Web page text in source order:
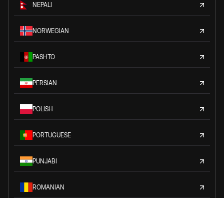
NEPALI
NORWEGIAN
PASHTO
PERSIAN
POLISH
PORTUGUESE
PUNJABI
ROMANIAN